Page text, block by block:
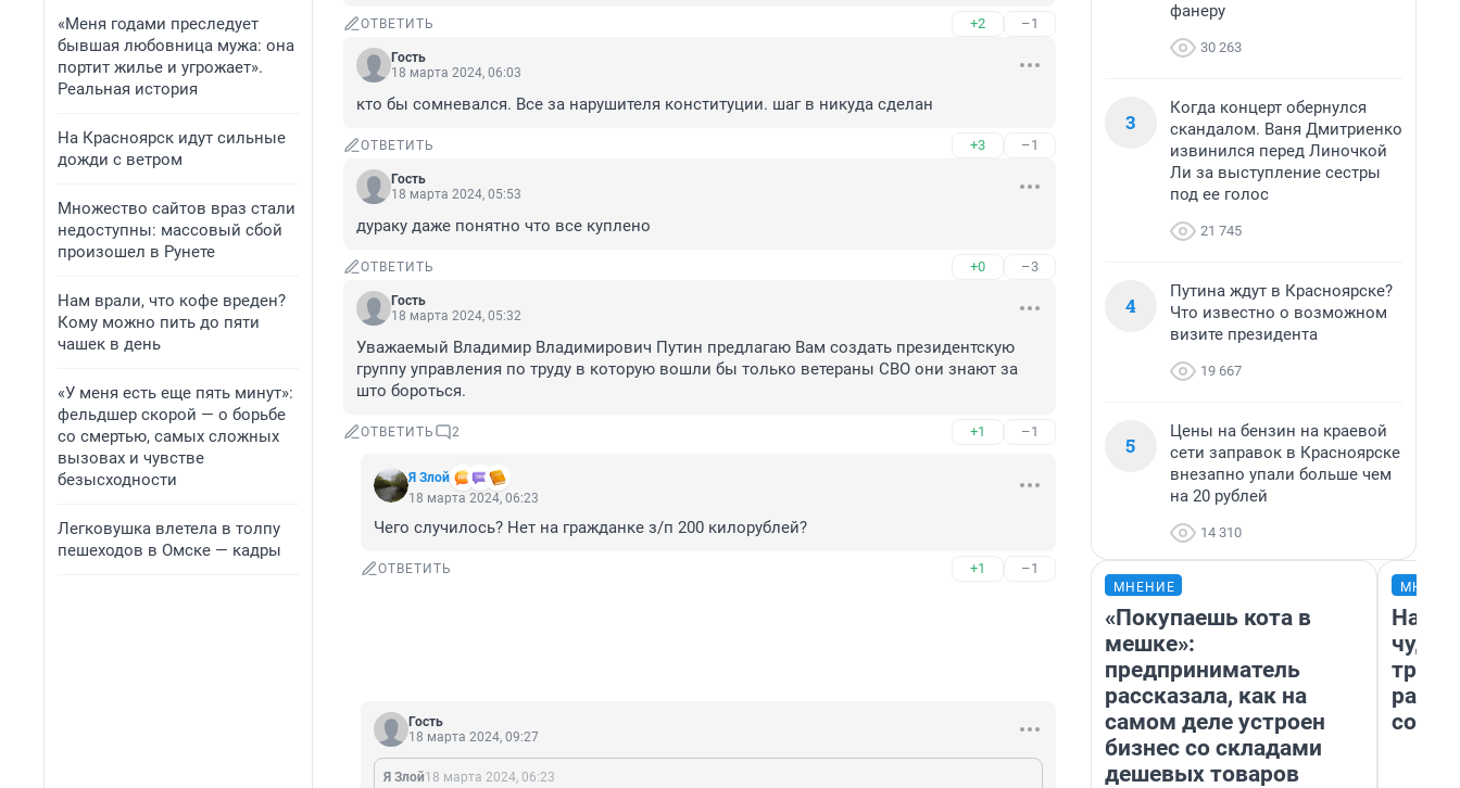
«Меня годами преследует
бывшая любовница мужа: она
портит жилье и угрожает».
Реальная история
На Красноярск идут сильные
дожди с ветром
Множество сайтов враз стали
недоступны: массовый сбой
произошел в Рунете
Нам врали, что кофе вреден?
Кому можно пить до пяти
чашек в день
«У меня есть еще пять минут»:
фельдшер скорой — о борьбе
со смертью, самых сложных
вызовах и чувстве
безысходности
Легковушка влетела в толпу
пешеходов в Омске — кадры
ОТВЕТИТЬ +2 –1
Гость
18 марта 2024, 06:03
кто бы сомневался. Все за нарушителя конституции. шаг в никуда сделан
ОТВЕТИТЬ +3 –1
Гость
18 марта 2024, 05:53
дураку даже понятно что все куплено
ОТВЕТИТЬ +0 –3
Гость
18 марта 2024, 05:32
Уважаемый Владимир Владимирович Путин предлагаю Вам создать президентскую
группу управления по труду в которую вошли бы только ветераны СВО они знают за
што бороться.
ОТВЕТИТЬ 2 +1 –1
Я Злой
18 марта 2024, 06:23
Чего случилось? Нет на гражданке з/п 200 килорублей?
ОТВЕТИТЬ +1 –1
Гость
18 марта 2024, 09:27
Я Злой18 марта 2024, 06:23
фанеру
30 263
3
Когда концерт обернулся
скандалом. Ваня Дмитриенко
извинился перед Линочкой
Ли за выступление сестры
под ее голос
21 745
4
Путина ждут в Красноярске?
Что известно о возможном
визите президента
19 667
5
Цены на бензин на краевой
сети заправок в Красноярске
внезапно упали больше чем
на 20 рублей
14 310
МНЕНИЕ
«Покупаешь кота в
мешке»:
предприниматель
рассказала, как на
самом деле устроен
бизнес со складами
дешевых товаров